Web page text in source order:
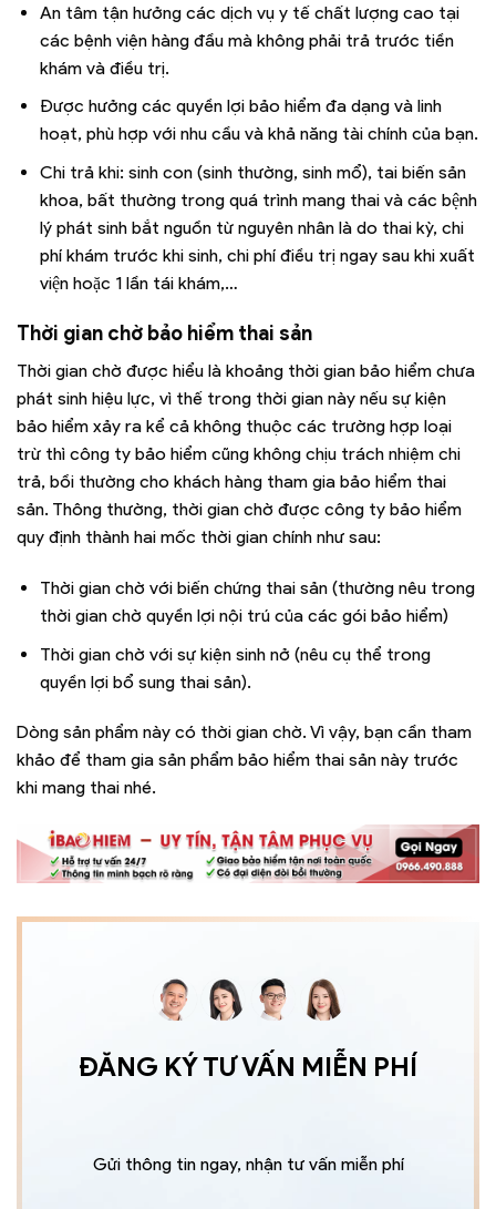
An tâm tận hưởng các dịch vụ y tế chất lượng cao tại
các bệnh viện hàng đầu mà không phải trả trước tiền
khám và điều trị.
Được hưởng các quyền lợi bảo hiểm đa dạng và linh
hoạt, phù hợp với nhu cầu và khả năng tài chính của bạn.
Chi trả khi: sinh con (sinh thường, sinh mổ), tai biến sản
khoa, bất thường trong quá trình mang thai và các bệnh
lý phát sinh bắt nguồn từ nguyên nhân là do thai kỳ, chi
phí khám trước khi sinh, chi phí điều trị ngay sau khi xuất
viện hoặc 1 lần tái khám,…
Thời gian chờ bảo hiểm thai sản
Thời gian chờ được hiểu là khoảng thời gian bảo hiểm chưa
phát sinh hiệu lực, vì thế trong thời gian này nếu sự kiện
bảo hiểm xảy ra kể cả không thuộc các trường hợp loại
trừ thì công ty bảo hiểm cũng không chịu trách nhiệm chi
trả, bồi thường cho khách hàng tham gia bảo hiểm thai
sản. Thông thường, thời gian chờ được công ty bảo hiểm
quy định thành hai mốc thời gian chính như sau:
Thời gian chờ với biến chứng thai sản (thường nêu trong
thời gian chờ quyền lợi nội trú của các gói bảo hiểm)
Thời gian chờ với sự kiện sinh nở (nêu cụ thể trong
quyền lợi bổ sung thai sản).
Dòng sản phẩm này có thời gian chờ. Vì vậy, bạn cần tham
khảo để tham gia sản phẩm bảo hiểm thai sản này trước
khi mang thai nhé.
ĐĂNG KÝ TƯ VẤN MIỄN PHÍ
Gửi thông tin ngay, nhận tư vấn miễn phí